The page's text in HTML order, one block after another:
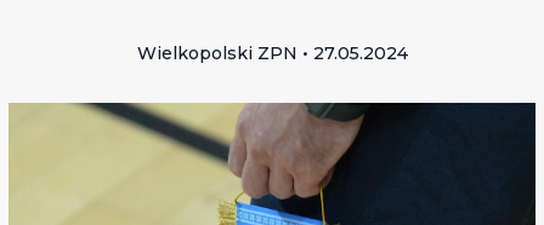
Wielkopolski ZPN • 27.05.2024